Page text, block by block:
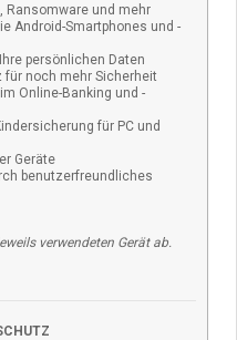
Ransomware und mehr
Android-Smartphones und -
persönlichen Daten
für noch mehr Sicherheit
Online-Banking und -
für PC und
Geräte
benutzerfreundliches
verwendeten Gerät ab.